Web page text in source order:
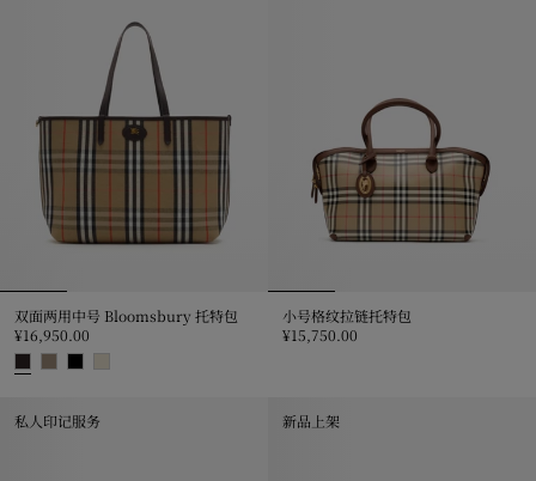
双面两用中号 Bloomsbury 托特包
¥16,950.00
小号格纹拉链托特包
¥15,750.00
私人印记服务 新品上架